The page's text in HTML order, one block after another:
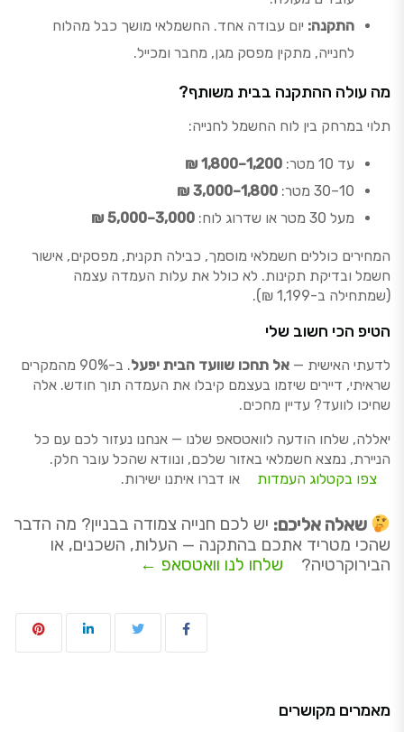
התקנה: יום עבודה אחד. החשמלאי מושך כבל מהלוח
לחנייה, מתקין מפסק מגן, מחבר ומכייל.
מה עולה ההתקנה בבית משותף?
תלוי במרחק בין לוח החשמל לחנייה:
עד 10 מטר:
1,200–1,800 ₪
10–30 מטר:
1,800–3,000 ₪
מעל 30 מטר או שדרוג לוח:
3,000–5,000 ₪
המחירים כוללים חשמלאי מוסמך, כבילה תקנית, מפסקים, אישור
חשמל ובדיקת תקינות. לא כולל את עלות העמדה עצמה
(שמתחילה ב-1,199 ₪).
הטיפ הכי חשוב שלי
לדעתי האישית — אל תחכו שוועד הבית יפעל
. ב-90% מהמקרים
שראיתי, דיירים שיזמו בעצמם קיבלו את העמדה תוך חודש. אלה
שחיכו לוועד? עדיין מחכים.
יאללה, שלחו הודעה לוואטסאפ שלנו — אנחנו נעזור לכם עם כל
הניירת, נמצא חשמלאי באזור שלכם, ונוודא שהכל עובר חלק.
צפו בקטלוג העמדות
או דברו איתנו ישירות.
שאלה אליכם: יש לכם חנייה צמודה בבניין? מה הדבר
שהכי מטריד אתכם בהתקנה — העלות, השכנים, או
הבירוקרטיה?
שלחו לנו וואטסאפ ←
מאמרים מקושרים